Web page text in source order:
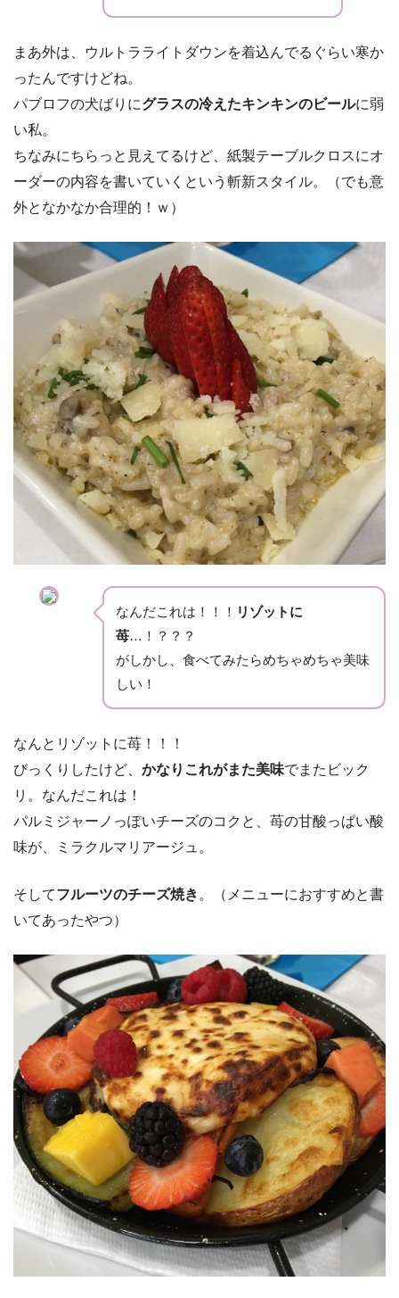
まあ外は、ウルトラライトダウンを着込んでるぐらい寒か
ったんですけどね。
パブロフの犬ばりにグラスの冷えたキンキンのビールに弱
い私。
ちなみにちらっと見えてるけど、紙製テーブルクロスにオ
ーダーの内容を書いていくという斬新スタイル。（でも意
外となかなか合理的！ｗ）
なんだこれは！！！ リゾットに
苺…！？？？
がしかし、食べてみたらめちゃめちゃ美味
しい！
なんとリゾットに苺！！！
びっくりしたけど、 かなりこれがまた美味でまたビック
リ。なんだこれは！
パルミジャーノっぽいチーズのコクと、苺の甘酸っぱい酸
味が、ミラクルマリアージュ。
そしてフルーツのチーズ焼き 。（メニューにおすすめと書
いてあったやつ）